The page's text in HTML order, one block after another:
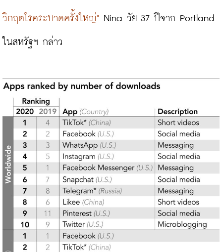
วิกฤตโรคระบาดครั้งใหญ่" Nina วัย 37 ปีจาก Portland
ในสหรัฐฯ กล่าว